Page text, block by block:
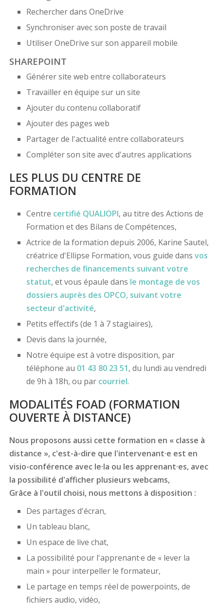
Rechercher dans OneDrive
Synchroniser avec son poste de travail
Utiliser OneDrive sur son appareil mobile
SHAREPOINT
Générer site web entre collaborateurs
Travailler en équipe sur un site
Ajouter du contenu collaboratif
Ajouter des pages web
Partager de l'actualité entre collaborateurs
Compléter son site avec d'autres applications
LES PLUS DU CENTRE DE
FORMATION
Centre certifié QUALIOPI, au titre des Actions de
Formation et des Bilans de Compétences,
Actrice de la formation depuis 2006, Karine Sautel,
créatrice d'Ellipse Formation, vous guide dans vos
recherches de financements suivant votre
statut, et vous épaule dans le montage de vos
dossiers auprès des OPCO, suivant votre
secteur d'activité,
Petits effectifs (de 1 à 7 stagiaires),
Devis dans la journée,
Notre équipe est à votre disposition, par
téléphone au 01 43 80 23 51, du lundi au vendredi
de 9h à 18h, ou par courriel.
MODALITÉS FOAD (FORMATION
OUVERTE À DISTANCE)
Nous proposons aussi cette formation en « classe à
distance », c'est-à-dire que l'intervenant·e est en
visio-conférence avec le·la ou les apprenant·es, avec
la possibilité d'afficher plusieurs webcams,
Grâce à l'outil choisi, nous mettons à disposition :
Des partages d'écran,
Un tableau blanc,
Un espace de live chat,
La possibilité pour l'apprenant·e de « lever la
main » pour interpeller le formateur,
Le partage en temps réel de powerpoints, de
fichiers audio, vidéo,